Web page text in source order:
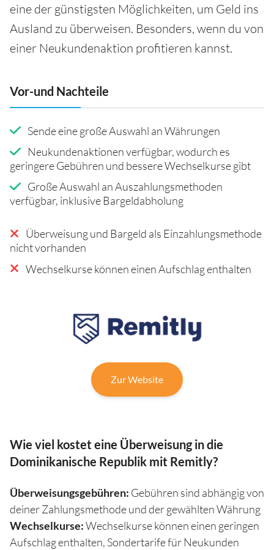
eine der günstigsten Möglichkeiten, um Geld ins
Ausland zu überweisen. Besonders, wenn du von
einer Neukundenaktion profitieren kannst.
Vor-und Nachteile
Sende eine große Auswahl an Währungen
Neukundenaktionen verfügbar, wodurch es
geringere Gebühren und bessere Wechselkurse gibt
Große Auswahl an Auszahlungsmethoden
verfügbar, inklusive Bargeldabholung
Überweisung und Bargeld als Einzahlungsmethode
nicht vorhanden
Wechselkurse können einen Aufschlag enthalten
Zur Website
Wie viel kostet eine Überweisung in die
Dominikanische Republik mit Remitly?
Überweisungsgebühren: Gebühren sind abhängig von
deiner Zahlungsmethode und der gewählten Währung
Wechselkurse:Wechselkurse können einen geringen
Aufschlag enthalten, Sondertarife für Neukunden